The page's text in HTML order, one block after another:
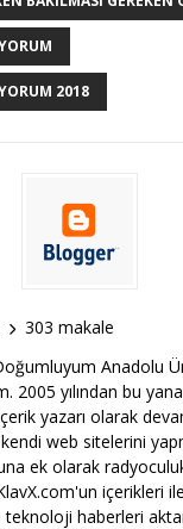
2018
303 makale
Anadolu
2005 yılından bu
yazarı olarak
web sitelerini
ek olarak
içerikleri
haberleri